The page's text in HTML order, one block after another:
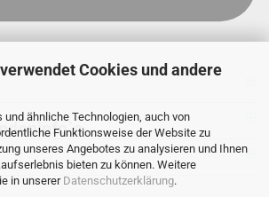
Cookies und andere
und ähnliche Technologien, auch von
Funktionsweise der Website zu
unseres Angebotes zu analysieren und Ihnen
bieten zu können. Weitere
in unserer Datenschutzerklärung.